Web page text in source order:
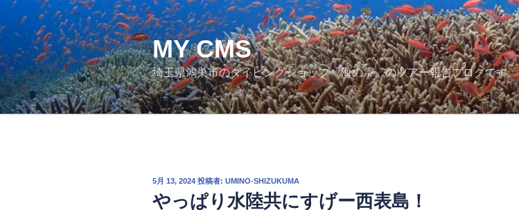
コ
ン
ン
ツ
へ
ス
MY CMS
埼玉県鴻巣市のダイビングショップ「海の雫」のツアー報告ブログです。
投
日:
5月 13, 2024 投稿者: UMINO-SHIZUKUMA
やっぱり水陸共にすげー西表島！